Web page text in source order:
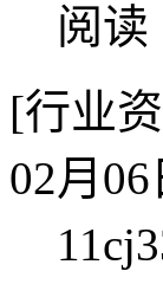
阅读
[行业
02月06